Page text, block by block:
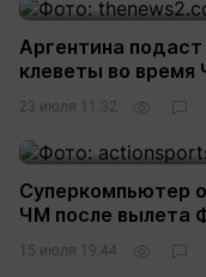
Аргентина
клеветы во
23 июля 11:32
Суперкомпьютер
ЧМ после вылета
15 июля 19:44